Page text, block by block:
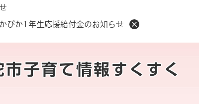
ぴか1年生応援給付金のお知らせ
市子育て情報すくすく